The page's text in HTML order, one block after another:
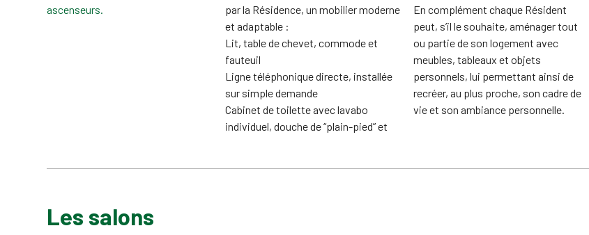
ascenseurs.
par la Résidence, un mobilier moderne
et adaptable :
Lit, table de chevet, commode et
fauteuil
Ligne téléphonique directe, installée
sur simple demande
Cabinet de toilette avec lavabo
individuel, douche de “plain-pied” et
En complément chaque Résident
peut, s’il le souhaite, aménager tout
ou partie de son logement avec
meubles, tableaux et objets
personnels, lui permettant ainsi de
recréer, au plus proche, son cadre de
vie et son ambiance personnelle.
Les salons